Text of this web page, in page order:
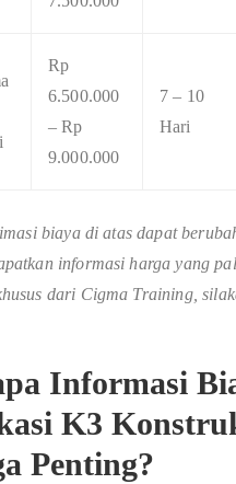
Rp
6.500.000
– Rp
9.000.000
7 – 10
Hari
biaya di atas dapat
informasi harga yang
dari Cigma Training,
Informasi
K3
Penting?